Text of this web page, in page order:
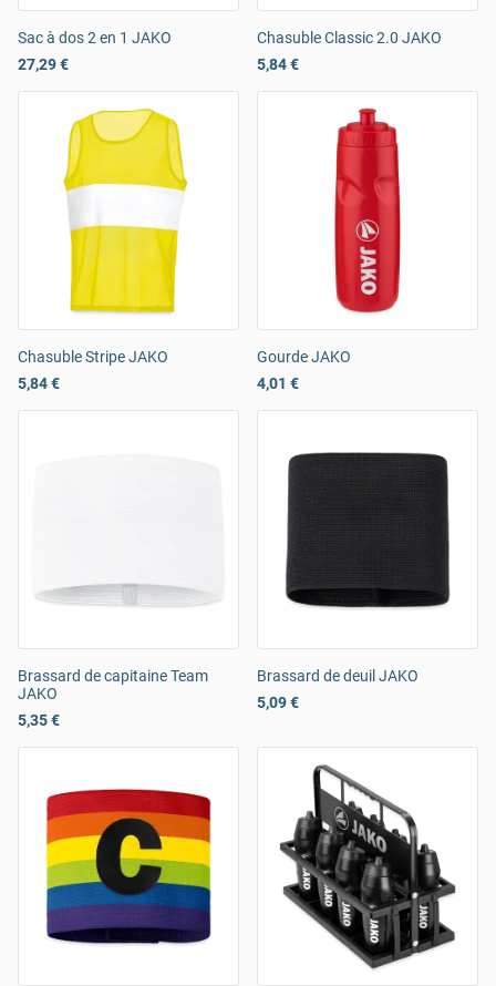
Sac à dos 2 en 1 JAKO
27,29 €
Chasuble Classic 2.0 JAKO
5,84 €
Chasuble Stripe JAKO
5,84 €
Gourde JAKO
4,01 €
Brassard de capitaine Team
JAKO
5,35 €
Brassard de deuil JAKO
5,09 €